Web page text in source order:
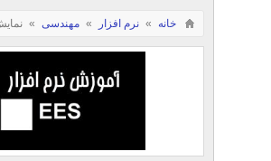
خانه » نرم افزار » مهندسی »